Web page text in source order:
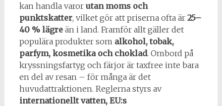
kan handla varor utan moms och
punktskatter, vilket gör att priserna ofta är 25–
40 % lägreän i land. Framför allt gäller det
populära produkter som alkohol, tobak,
parfym, kosmetika och choklad. Ombord på
kryssningsfartyg och färjor är taxfree inte bara
en del av resan – för många är det
huvudattraktionen. Reglerna styrs av
internationellt vatten, EU:s